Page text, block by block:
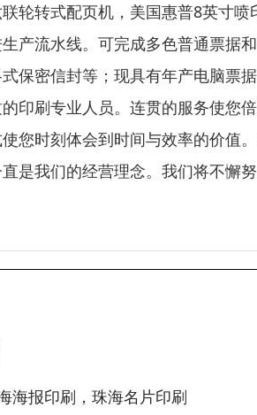
轮转式配页机，美国惠普8英寸
产流水线。可完成多色普通票据
保密信封等；现具有年产电脑票
印刷专业人员。连贯的服务使您
您时刻体会到时间与效率的价值
是我们的经营理念。我们将不懈
海报印刷，珠海名片印刷